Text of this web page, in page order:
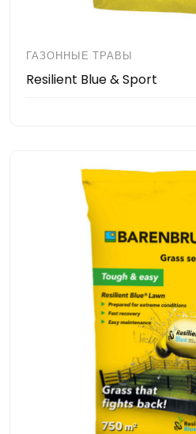
ГАЗОННЫЕ ТРАВЫ
Resilient Blue & Sport